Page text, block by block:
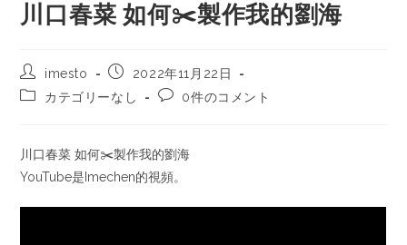
川口春菜 如何✂️製作我的劉海
imesto
2022年11月22日
カテゴリーなし
0件のコメント
川口春菜 如何✂️製作我的劉海
YouTube是Imechen的視頻。